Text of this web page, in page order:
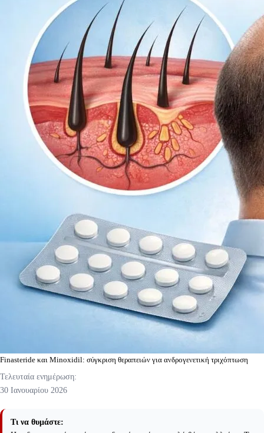
Finasteride και Minoxidil: σύγκριση θεραπειών για ανδρογενετική τριχόπτωση
Τελευταία ενημέρωση:
30 Ιανουαρίου 2026
Τι να θυμάστε: